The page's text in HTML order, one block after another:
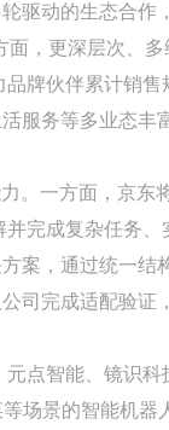
驱动的生态合作
，更深层次、
牌伙伴累计销
服务等多业态丰
。一方面，京东
完成复杂任务
案，通过统一结
司完成适配验证
点智能、镜识
场景的智能机